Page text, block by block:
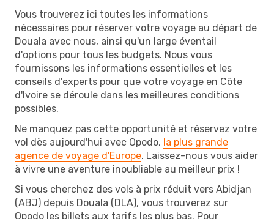
Vous trouverez ici toutes les informations
nécessaires pour réserver votre voyage au départ de
Douala avec nous, ainsi qu'un large éventail
d'options pour tous les budgets. Nous vous
fournissons les informations essentielles et les
conseils d'experts pour que votre voyage en Côte
d'Ivoire se déroule dans les meilleures conditions
possibles.
Ne manquez pas cette opportunité et réservez votre
vol dès aujourd'hui avec Opodo, la plus grande
agence de voyage d'Europe. Laissez-nous vous aider
à vivre une aventure inoubliable au meilleur prix !
Si vous cherchez des vols à prix réduit vers Abidjan
(ABJ) depuis Douala (DLA), vous trouverez sur
Opodo les billets aux tarifs les plus bas. Pour